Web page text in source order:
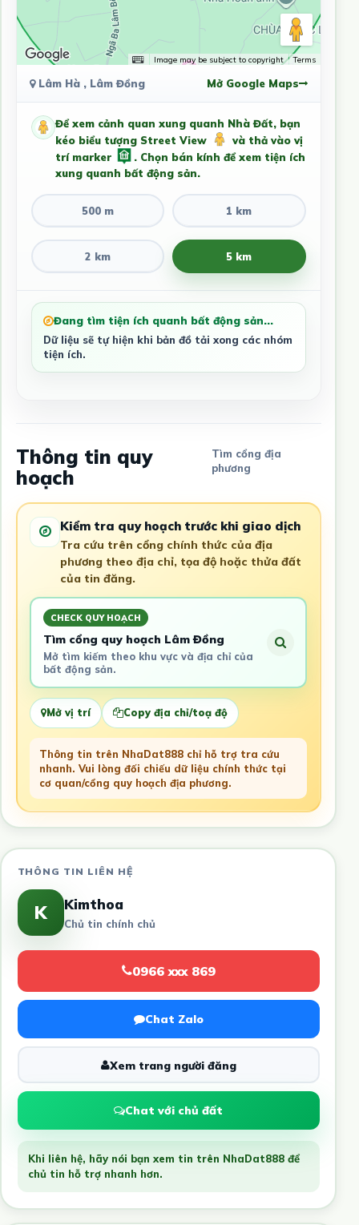
Image may be subject to copyright Terms
Lâm Hà , Lâm Đồng Mở Google Maps
Để xem cảnh quan xung quanh Nhà Đất, bạn
kéo biểu tượng Street View
và thả vào vị
trí marker
. Chọn bán kính để xem tiện ích
xung quanh bất động sản.
500 m 1 km
2 km 5 km
Đang tìm tiện ích quanh bất động sản...
Dữ liệu sẽ tự hiện khi bản đồ tải xong các nhóm
tiện ích.
Thông tin quy
hoạch
Tìm cổng địa
phương
Kiểm tra quy hoạch trước khi giao dịch
Tra cứu trên cổng chính thức của địa
phương theo địa chỉ, tọa độ hoặc thửa đất
của tin đăng.
CHECK QUY HOẠCH
Tìm cổng quy hoạch Lâm Đồng
Mở tìm kiếm theo khu vực và địa chỉ của
bất động sản.
Mở vị trí Copy địa chỉ/toạ độ
Thông tin trên NhaDat888 chỉ hỗ trợ tra cứu
nhanh. Vui lòng đối chiếu dữ liệu chính thức tại
cơ quan/cổng quy hoạch địa phương.
THÔNG TIN LIÊN HỆ
K Kimthoa
Chủ tin chính chủ
0966 xxx 869
Chat Zalo
Xem trang người đăng
Chat với chủ đất
Khi liên hệ, hãy nói bạn xem tin trên NhaDat888 để
chủ tin hỗ trợ nhanh hơn.